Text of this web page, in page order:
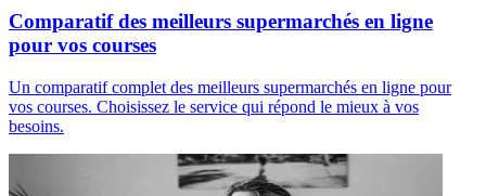
Comparatif des meilleurs supermarchés en ligne
pour vos courses
Un comparatif complet des meilleurs supermarchés en ligne pour
vos courses. Choisissez le service qui répond le mieux à vos
besoins.